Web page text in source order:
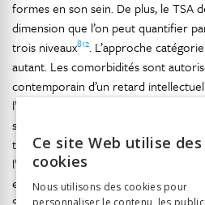
formes en son sein. De plus, le TSA
dimension que l’on peut quantifier
trois niveaux812. L’approche
autant. Les comorbidités sont
contemporain d’un retard
l’attention. La notion de diathèse
spectre pose comme acquise une
troubles. Or, de l’aveu même des
l’héritabilité du TSA est évaluée
entre 37 et 90 % selon les études
Ce site Web utilise des
cookies
Nous utilisons des cookies pour
personnaliser le contenu, les